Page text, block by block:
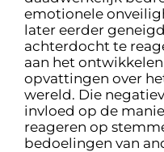
emotionele
later eerder
achterdocht te
aan het
opvattingen over
wereld. Die
invloed op de
reageren op
bedoelingen van